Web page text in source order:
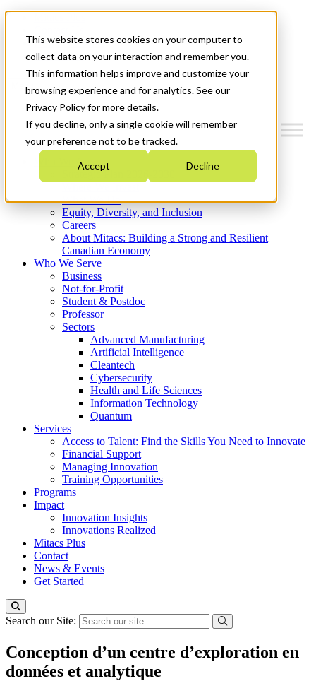
This website stores cookies on your computer to
collect data on your interaction and remember you.
This information helps improve and customize your
browsing experience and for analytics. See our
Privacy Policy for more details.
If you decline, only a single cookie will remember
your preference not to be tracked.
Accept Decline
News & Events
Get Started
Menu
Who We Are
Strategic Plan 2026-2030
What We Do
Equity, Diversity, and Inclusion
Careers
About Mitacs: Building a Strong and Resilient
Canadian Economy
Who We Serve
Business
Not-for-Profit
Student & Postdoc
Professor
Sectors
Advanced Manufacturing
Artificial Intelligence
Cleantech
Cybersecurity
Health and Life Sciences
Information Technology
Quantum
Services
Access to Talent: Find the Skills You Need to Innovate
Financial Support
Managing Innovation
Training Opportunities
Programs
Impact
Innovation Insights
Innovations Realized
Mitacs Plus
Contact
News & Events
Get Started
Search our Site:
Conception d’un centre d’exploration en
données et analytique